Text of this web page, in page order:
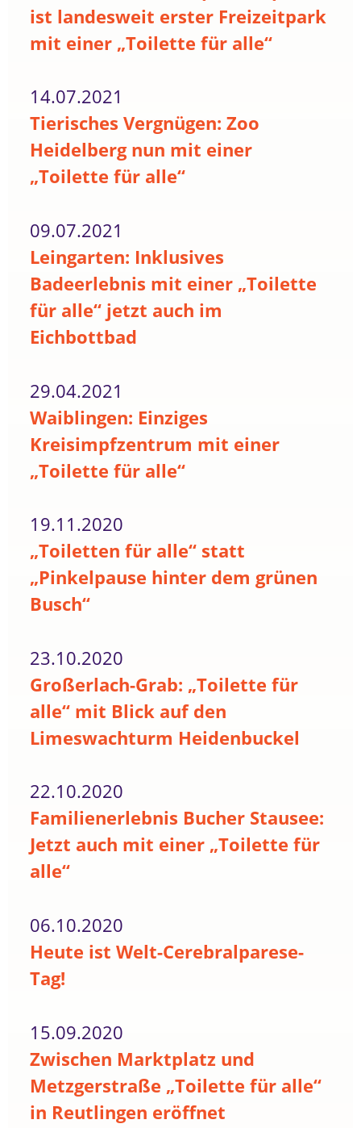
ist landesweit erster Freizeitpark
mit einer „Toilette für alle“
14.07.2021
Tierisches Vergnügen: Zoo
Heidelberg nun mit einer
„Toilette für alle“
09.07.2021
Leingarten: Inklusives
Badeerlebnis mit einer „Toilette
für alle“ jetzt auch im
Eichbottbad
29.04.2021
Waiblingen: Einziges
Kreisimpfzentrum mit einer
„Toilette für alle“
19.11.2020
„Toiletten für alle“ statt
„Pinkelpause hinter dem grünen
Busch“
23.10.2020
Großerlach-Grab: „Toilette für
alle“ mit Blick auf den
Limeswachturm Heidenbuckel
22.10.2020
Familienerlebnis Bucher Stausee:
Jetzt auch mit einer „Toilette für
alle“
06.10.2020
Heute ist Welt-Cerebralparese-
Tag!
15.09.2020
Zwischen Marktplatz und
Metzgerstraße „Toilette für alle“
in Reutlingen eröffnet